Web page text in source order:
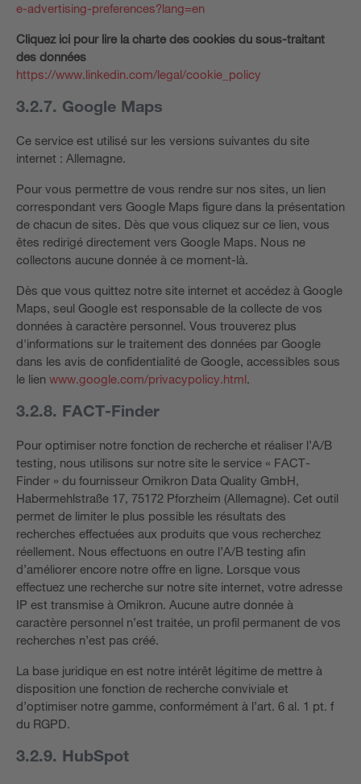
e-advertising-preferences?lang=en
Cliquez ici pour lire la charte des cookies du sous-traitant
des données
https://www.linkedin.com/legal/cookie_policy
3.2.7. Google Maps
Ce service est utilisé sur les versions suivantes du site
internet : Allemagne.
Pour vous permettre de vous rendre sur nos sites, un lien
correspondant vers Google Maps figure dans la présentation
de chacun de sites. Dès que vous cliquez sur ce lien, vous
êtes redirigé directement vers Google Maps. Nous ne
collectons aucune donnée à ce moment-là.
Dès que vous quittez notre site internet et accédez à Google
Maps, seul Google est responsable de la collecte de vos
données à caractère personnel. Vous trouverez plus
d'informations sur le traitement des données par Google
dans les avis de confidentialité de Google, accessibles sous
le lien www.google.com/privacypolicy.html.
3.2.8. FACT-Finder
Pour optimiser notre fonction de recherche et réaliser l’A/B
testing, nous utilisons sur notre site le service « FACT-
Finder » du fournisseur Omikron Data Quality GmbH,
Habermehlstraße 17, 75172 Pforzheim (Allemagne). Cet outil
permet de limiter le plus possible les résultats des
recherches effectuées aux produits que vous recherchez
réellement. Nous effectuons en outre l’A/B testing afin
d’améliorer encore notre offre en ligne. Lorsque vous
effectuez une recherche sur notre site internet, votre adresse
IP est transmise à Omikron. Aucune autre donnée à
caractère personnel n’est traitée, un profil permanent de vos
recherches n’est pas créé.
La base juridique en est notre intérêt légitime de mettre à
disposition une fonction de recherche conviviale et
d’optimiser notre gamme, conformément à l’art. 6 al. 1 pt. f
du RGPD.
3.2.9. HubSpot